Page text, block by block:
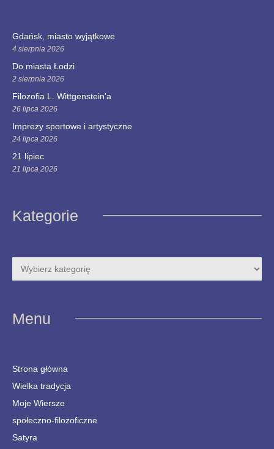
Gdańsk, miasto wyjątkowe
4 sierpnia 2026
Do miasta Łodzi
2 sierpnia 2026
Filozofia L. Wittgenstein’a
26 lipca 2026
Imprezy sportowe i artystyczne
24 lipca 2026
21 lipiec
21 lipca 2026
Kategorie
Menu
Strona główna
Wielka tradycja
Moje Wiersze
społeczno-filozoficzne
Satyra